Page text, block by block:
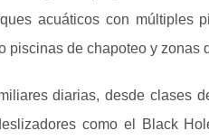
acuáticos con múltiples
piscinas de chapoteo y zonas
diarias, desde clases
como el Black